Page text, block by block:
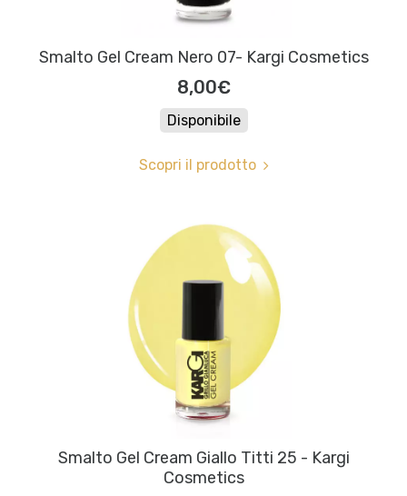
Smalto Gel Cream Nero 07- Kargi Cosmetics
8,00€
Disponibile
Scopri il prodotto
Smalto Gel Cream Giallo Titti 25 - Kargi
Cosmetics